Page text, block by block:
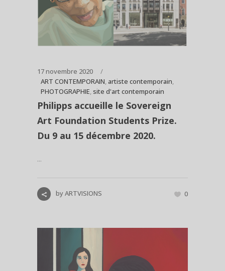
17 novembre 2020
ART CONTEMPORAIN, artiste contemporain,
PHOTOGRAPHIE,site d'art contemporain
Philipps accueille le Sovereign
Art Foundation Students Prize.
Du 9 au 15 décembre 2020.
...
byARTVISIONS 0